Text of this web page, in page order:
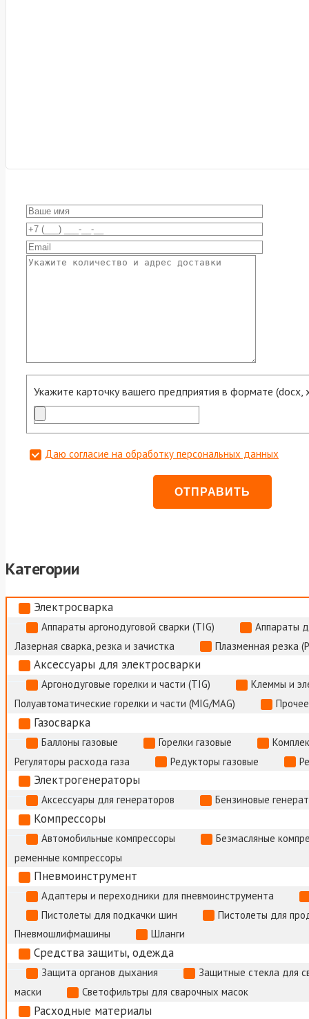
Укажите карточку вашего предприятия в формате (docx,
Даю согласие на обработку персональных данных
Категории
Электросварка
Аппараты аргонодуговой сварки (TIG)
Аппараты
Лазерная сварка, резка и зачистка
Плазменная резка
Аксессуары для электросварки
Аргонодуговые горелки и части (TIG)
Клеммы и
Полуавтоматические горелки и части (MIG/MAG)
Газосварка
Баллоны газовые Горелки газовые
Регуляторы расхода газа
Редукторы газовые
Электрогенераторы
Аксессуары для генераторов Бензиновые
Компрессоры
Автомобильные компрессоры
Безмасляные
ременные компрессоры
Пневмоинструмент
Адаптеры и переходники для пневмоинструмента
Пистолеты для подкачки шин
Пистолеты для
Пневмошлифмашины
Шланги
Средства защиты, одежда
Защита органов дыхания
Защитные стекла для
маски
Светофильтры для сварочных масок
Расходные материалы